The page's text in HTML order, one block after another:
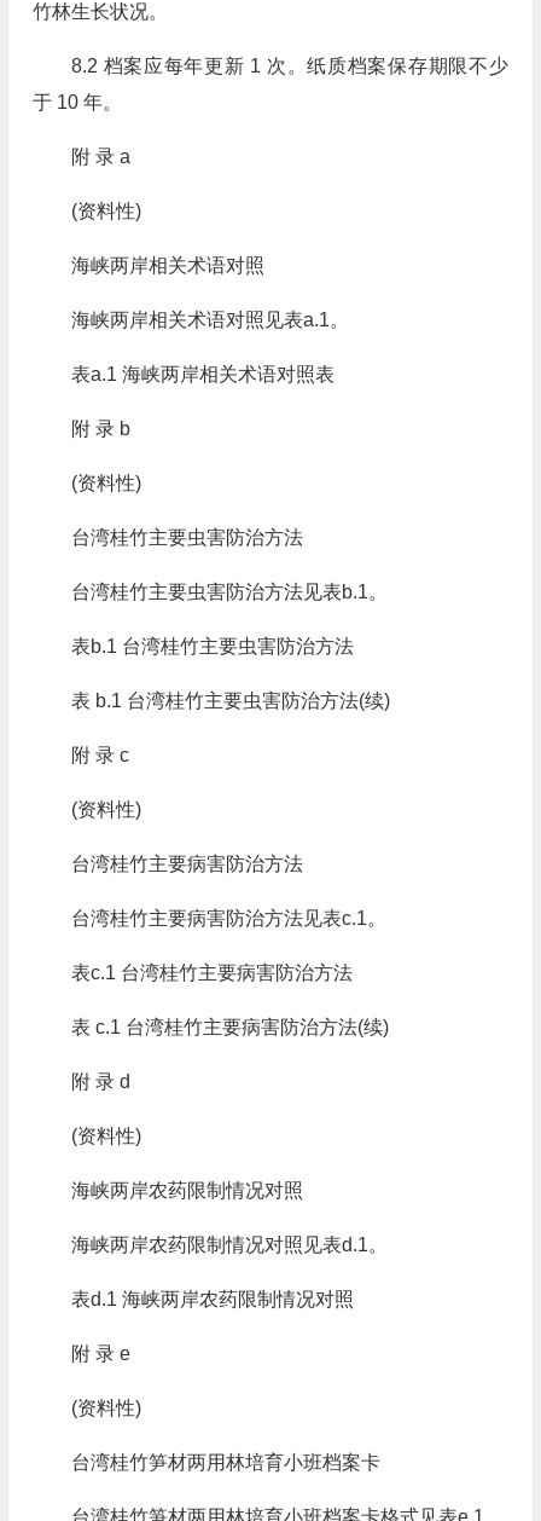
竹林生长状况。
8.2 档案应每年更新 1 次。纸质档案保存期限不少
于 10 年。
附 录 a
(资料性)
海峡两岸相关术语对照
海峡两岸相关术语对照见表a.1。
表a.1 海峡两岸相关术语对照表
附 录 b
(资料性)
台湾桂竹主要虫害防治方法
台湾桂竹主要虫害防治方法见表b.1。
表b.1 台湾桂竹主要虫害防治方法
表 b.1 台湾桂竹主要虫害防治方法(续)
附 录 c
(资料性)
台湾桂竹主要病害防治方法
台湾桂竹主要病害防治方法见表c.1。
表c.1 台湾桂竹主要病害防治方法
表 c.1 台湾桂竹主要病害防治方法(续)
附 录 d
(资料性)
海峡两岸农药限制情况对照
海峡两岸农药限制情况对照见表d.1。
表d.1 海峡两岸农药限制情况对照
附 录 e
(资料性)
台湾桂竹笋材两用林培育小班档案卡
台湾桂竹笋材两用林培育小班档案卡格式见表e.1。